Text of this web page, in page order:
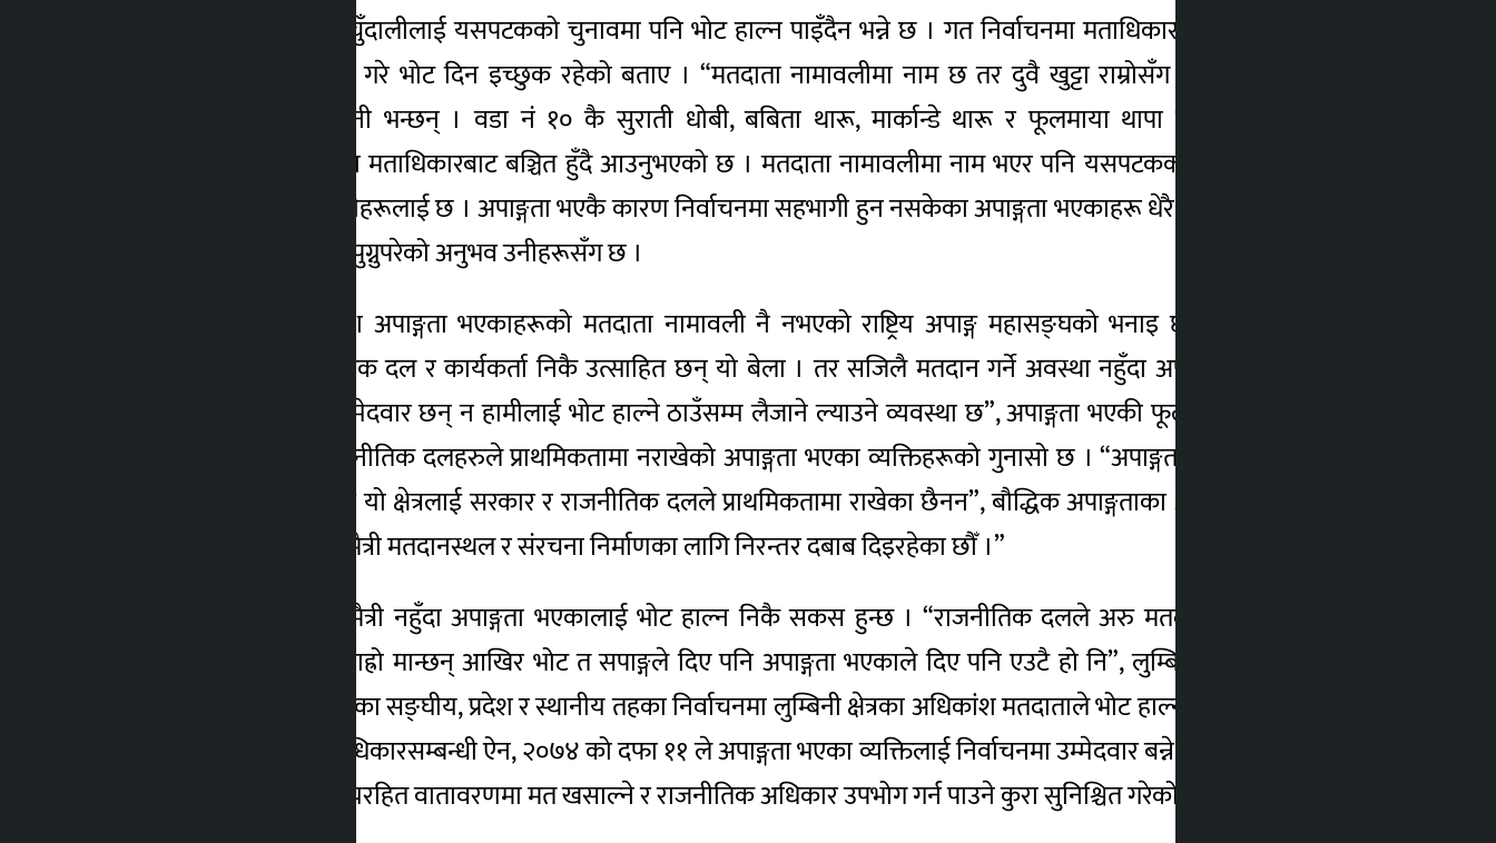
लुम्बिनी–१० का नेत्रबहादुर चुँदालीलाई यसपटकको चुनावमा पनि भोट हाल्न पाइँदैन भन्ने छ । गत निर्वाचनमा मताधिकार प्रयोग गर्न नपाएका चुँदाली
कसैले जाने–आउने व्यवस्था गरे भोट दिन इच्छुक रहेको बताए । “मतदाता नामावलीमा नाम छ तर दुवै खुट्टा राम्रोसँग नचल्ने भएकाले भोट हाल्न
जानसक्ने अवस्था छैन”, उनी भन्छन् । वडा नं १० कै सुराती धोबी, बबिता थारू, मार्कान्डे थारू र फूलमाया थापा पनि अपाङ्गता भएकै कारण
मतदानस्थलसम्म पुग्न नसक्दा मताधिकारबाट बञ्चित हुँदै आउनुभएको छ । मतदाता नामावलीमा नाम भएर पनि यसपटकको चुनावमा समेत भोट हाल्न
नपाउने हो कि भन्ने चिन्ता उनीहरूलाई छ । अपाङ्गता भएकै कारण निर्वाचनमा सहभागी हुन नसकेका अपाङ्गता भएकाहरू धेरै छन् । मतदान दिएकाले पनि
निकै कष्ट खेपेर मतदानस्थल पुग्नुपरेको अनुभव उनीहरूसँग छ ।
त्यसो त अझै पनि अधिकांश अपाङ्गता भएकाहरूको मतदाता नामावली नै नभएको राष्ट्रिय अपाङ्ग महासङ्घको भनाइ छ । आसन्न स्थानीय तहको
निर्वाचनलाई लिएर राजनीतिक दल र कार्यकर्ता निकै उत्साहित छन् यो बेला । तर सजिलै मतदान गर्ने अवस्था नहुँदा अपाङ्गता भएका व्यक्तिहरू भने
निराश छन् । “न त हाम्रा उम्मेदवार छन् न हामीलाई भोट हाल्ने ठाउँसम्म लैजाने ल्याउने व्यवस्था छ”, अपाङ्गता भएकी फूलमाया थापा पीडा पोख्छन् ।
आफूहरूलाई सरकार र राजनीतिक दलहरुले प्राथमिकतामा नराखेको अपाङ्गता भएका व्यक्तिहरूको गुनासो छ । “अपाङ्गता भएकाहरूलाई मान्छे नगन्ने
परिपाटी अहिले पनि छ, त्यसै यो क्षेत्रलाई सरकार र राजनीतिक दलले प्राथमिकतामा राखेका छैनन”, बौद्धिक अपाङ्गताका अभिभावक लोकनाथ भुसाल
भन्छन्, “तर हामीले अपाङ्गतामैत्री मतदानस्थल र संरचना निर्माणका लागि निरन्तर दबाब दिइरहेका छौँ ।”
निर्वाचनस्थलसमेत अपाङ्गतामैत्री नहुँदा अपाङ्गता भएकालाई भोट हाल्न निकै सकस हुन्छ । “राजनीतिक दलले अरु मतदाता ओसारपसार गर्छन् तर
अपाङ्गता भएकालाई बोक्न गाह्रो मान्छन् आखिर भोट त सपाङ्गले दिए पनि अपाङ्गता भएकाले दिए पनि एउटै हो नि”, लुम्बिनीकी सामाजिक अगुवा मञ्जु
ढकाल भन्छन् । यसअघि भएका सङ्घीय, प्रदेश र स्थानीय तहका निर्वाचनमा लुम्बिनी क्षेत्रका अधिकांश मतदाताले भोट हाल्न नपाएको उनको भनाइ छ ।
अपाङ्गता भएका व्यक्तिको अधिकारसम्बन्धी ऐन, २०७४ को दफा ११ ले अपाङ्गता भएका व्यक्तिलाई निर्वाचनमा उम्मेदवार बन्ने र कसैको सहायता लिएर वा
नलिइकनै स्वतन्त्रतापूर्वक भयरहित वातावरणमा मत खसाल्ने र राजनीतिक अधिकार उपभोग गर्न पाउने कुरा सुनिश्चित गरेको छ ।